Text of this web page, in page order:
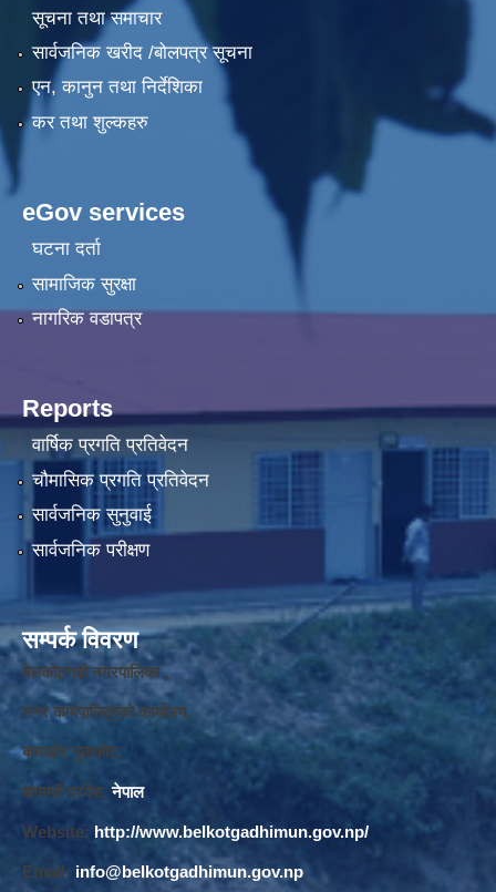
सूचना तथा समाचार
सार्वजनिक खरीद /बोलपत्र सूचना
एन, कानुन तथा निर्देशिका
कर तथा शुल्कहरु
eGov services
घटना दर्ता
सामाजिक सुरक्षा
नागरिक वडापत्र
Reports
वार्षिक प्रगति प्रतिवेदन
चौमासिक प्रगति प्रतिवेदन
सार्वजनिक सुनुवाई
सार्वजनिक परीक्षण
सम्पर्क विवरण
बेलकोटगढी नगरपालिका ,
नगर कार्यपालिकाको कार्यालय,
बाघखोर नुवाकोट,
बागमती प्रदेश, नेपाल
Website: http://www.belkotgadhimun.gov.np/
Email: info@belkotgadhimun.gov.np